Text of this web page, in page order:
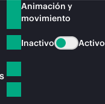
Animación y
movimiento
Inactivo Activo